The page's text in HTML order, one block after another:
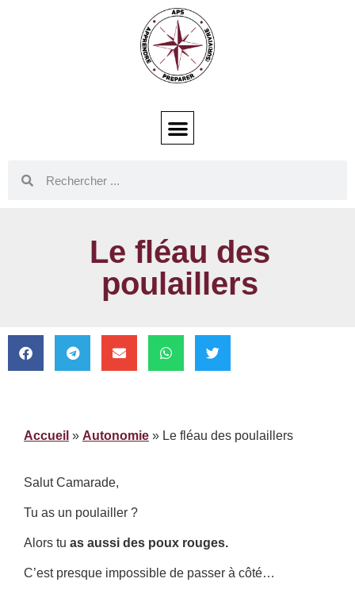
Le fléau des
poulaillers
Accueil » Autonomie » Le fléau des poulaillers
Salut Camarade,
Tu as un poulailler ?
Alors tu as aussi des poux rouges.
C’est presque impossible de passer à côté…